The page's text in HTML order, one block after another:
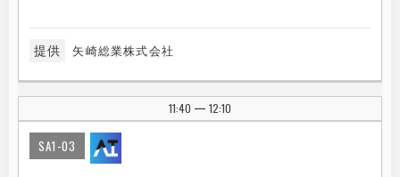
提供 矢崎総業株式会社
11:40 | 12:10
SA1-03